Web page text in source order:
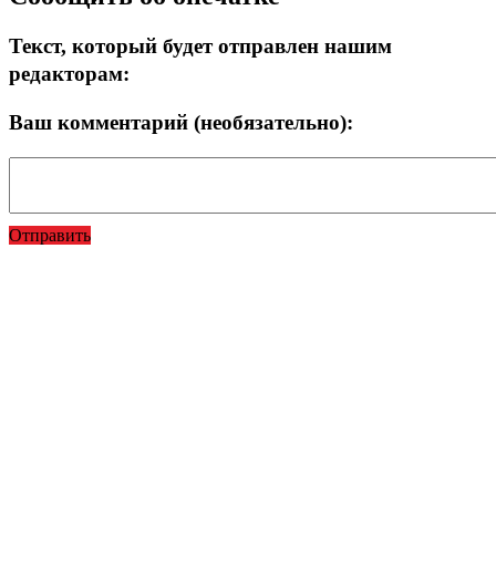
Текст, который будет отправлен нашим
редакторам:
Ваш комментарий (необязательно):
Отправить